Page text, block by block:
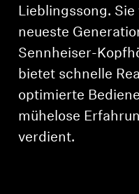
Soundbars
AMBEO entdecken
AMBEO Ersatzteile &
Lieblingssong.
neueste
Sennheiser-
bietet schnelle
optimierte
mühelose
verdient.